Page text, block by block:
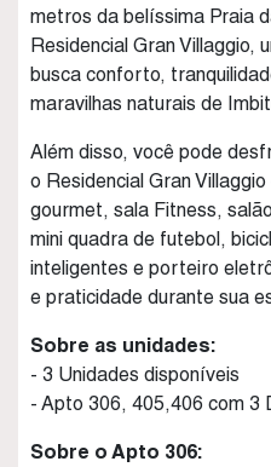
metros da belíssima Praia
Residencial Gran Villaggio,
busca conforto,
maravilhas naturais de
Além disso, você pode
o Residencial Gran
gourmet, sala Fitness,
mini quadra de futebol,
inteligentes e porteiro
e praticidade durante sua
Sobre as unidades:
- 3 Unidades disponíveis
- Apto 306, 405,406 com 3
Sobre o Apto 306: